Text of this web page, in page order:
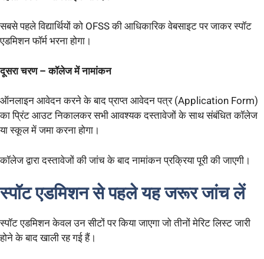
सबसे पहले विद्यार्थियों को OFSS की आधिकारिक वेबसाइट पर जाकर स्पॉट
एडमिशन फॉर्म भरना होगा।
दूसरा चरण – कॉलेज में नामांकन
ऑनलाइन आवेदन करने के बाद प्राप्त आवेदन पत्र (Application Form)
का प्रिंट आउट निकालकर सभी आवश्यक दस्तावेजों के साथ संबंधित कॉलेज
या स्कूल में जमा करना होगा।
कॉलेज द्वारा दस्तावेजों की जांच के बाद नामांकन प्रक्रिया पूरी की जाएगी।
स्पॉट एडमिशन से पहले यह जरूर जांच लें
स्पॉट एडमिशन केवल उन सीटों पर किया जाएगा जो तीनों मेरिट लिस्ट जारी
होने के बाद खाली रह गई हैं।